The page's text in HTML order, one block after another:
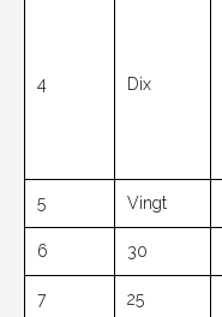
4 Dix
5 Vingt
6 30
7 25